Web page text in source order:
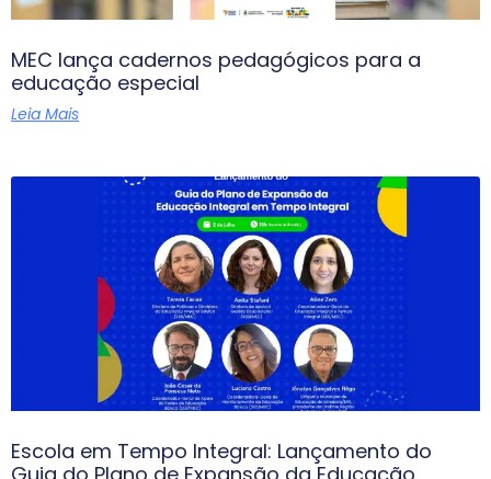
MEC lança cadernos pedagógicos para a
educação especial
Leia Mais
Escola em Tempo Integral: Lançamento do